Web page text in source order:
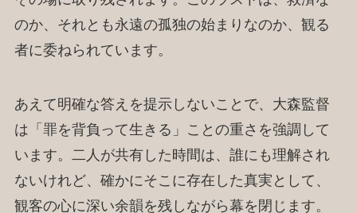
のか、それとも永遠の孤独の始まりなのか、観る
者に委ねられています。
あえて明確な答えを提示しないことで、大森監督
は「罪を背負って生きる」ことの重さを強調して
います。二人が共有した時間は、誰にも理解され
ないけれど、確かにそこに存在した真実として、
観客の心に深い余韻を残しながら幕を閉じます。